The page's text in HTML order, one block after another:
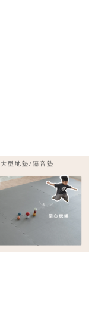
大型地墊/隔音墊